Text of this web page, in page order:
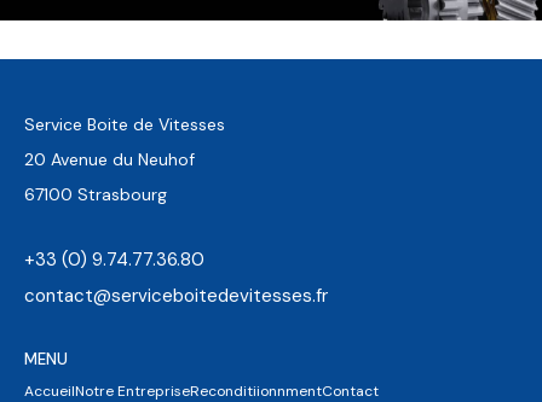
Service Boite de Vitesses
20 Avenue du Neuhof
67100 Strasbourg
+33 (0) 9.74.77.36.80
contact@serviceboitedevitesses.fr
MENU
AccueilNotre EntrepriseReconditiionnmentContact